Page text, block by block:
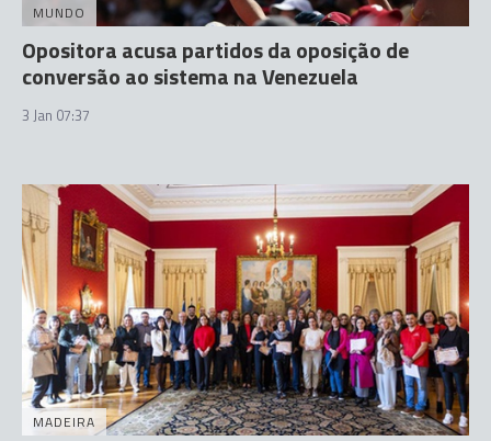
MUNDO
Opositora acusa partidos da oposição de
conversão ao sistema na Venezuela
3 Jan 07:37
MADEIRA